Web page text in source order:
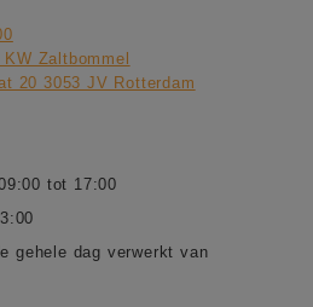
Zaltbommel
20 3053 JV Rotterdam
tot 17:00
gehele dag verwerkt van